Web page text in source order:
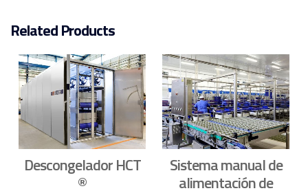
Related Products
Descongelador HCT
®
Sistema manual de
alimentación de